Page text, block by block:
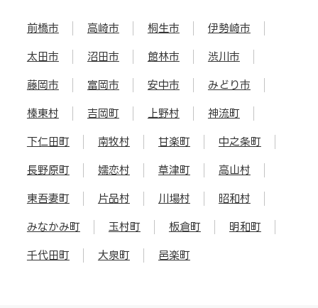
前橋市 高崎市 桐生市 伊勢崎市
太田市 沼田市 館林市 渋川市
藤岡市 富岡市 安中市 みどり市
榛東村 吉岡町 上野村 神流町
下仁田町 南牧村 甘楽町 中之条町
長野原町 嬬恋村 草津町 高山村
東吾妻町 片品村 川場村 昭和村
みなかみ町 玉村町 板倉町 明和町
千代田町 大泉町 邑楽町